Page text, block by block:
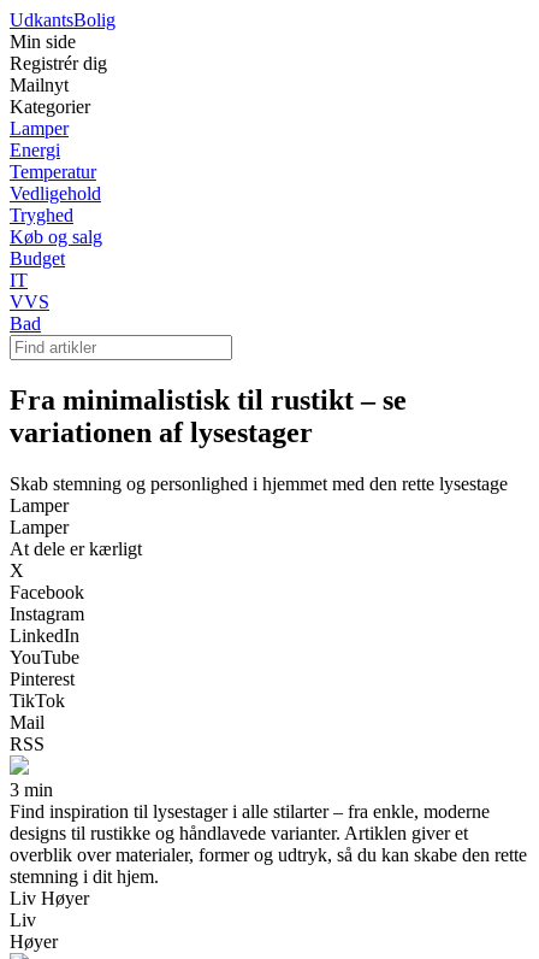
UdkantsBolig
Min side
Registrér dig
Mailnyt
Kategorier
Lamper
Energi
Temperatur
Vedligehold
Tryghed
Køb og salg
Budget
IT
VVS
Bad
Fra minimalistisk til rustikt – se
variationen af lysestager
Skab stemning og personlighed i hjemmet med den rette lysestage
Lamper
Lamper
At dele er kærligt
X
Facebook
Instagram
LinkedIn
YouTube
Pinterest
TikTok
Mail
RSS
3 min
Find inspiration til lysestager i alle stilarter – fra enkle, moderne
designs til rustikke og håndlavede varianter. Artiklen giver et
overblik over materialer, former og udtryk, så du kan skabe den rette
stemning i dit hjem.
Liv Høyer
Liv
Høyer